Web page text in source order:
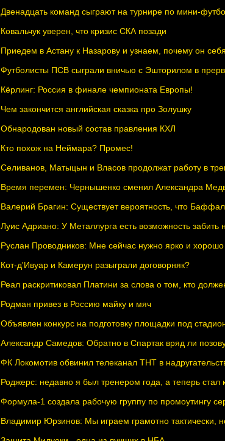
Двенадцать команд сыграют на турнире по мини-
Ковальчук уверен, что кризис СКА позади
Приедем в Астану к Назарову и узнаем, почему он
Футболисты ПСВ сыграли вничью с Эшторилом в
Кёрлинг: Россия в финале чемпионата Европы!
Чем закончится английская сказка про Золушку
Обнародован новый состав правления КХЛ
Кто похож на Неймара? Промес!
Селиванов, Матыцын и Власов продолжат работу в
Время перемен: Чернышенко сменил Александра
Валерий Брагин: Существует вероятность, что
Луис Адриано: У Металлурга есть возможность забить
Руслан Проводников: Мне сейчас нужно ярко и хорошо
Кот-д'Ивуар и Камерун разыграли договорняк?
Реал раскритиковал Платини за слова о том, кто
Родман привез в Россию майку и мяч
Объявлен конкурс на подготовку площадки под
Александр Самедов: Обратно в Спартак вряд ли
ФК Локомотив обвинил телеканал ТНТ в
Роджерс: недавно я был тренером года, а теперь стал
Формула-1 создала рабочую группу по промоутингу
Владимир Юрзинов: Мы играем грамотно тактически,